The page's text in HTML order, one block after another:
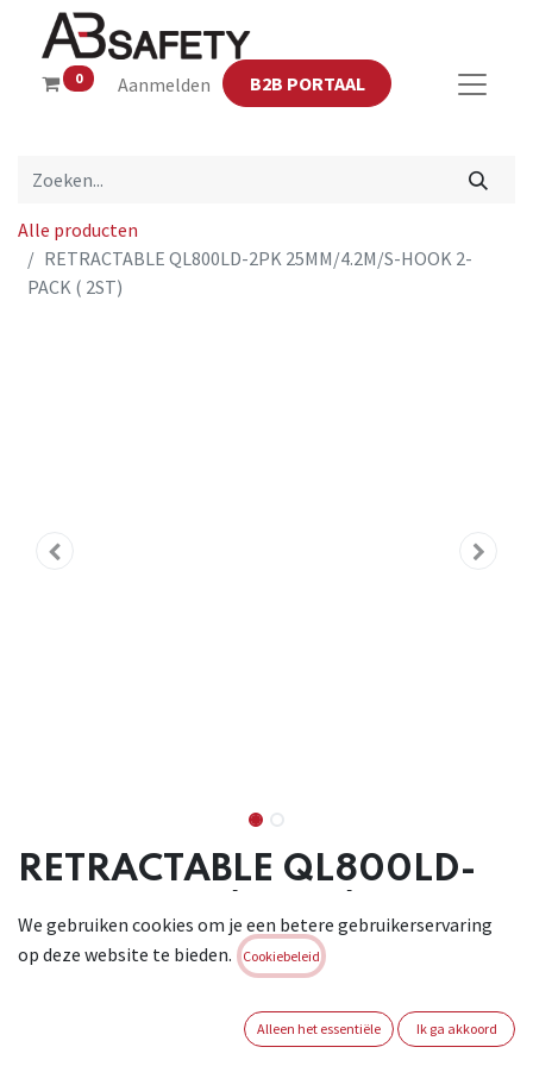
0 Aanmelden B2B PORTAAL
Alle producten
RETRACTABLE QL800LD-2PK 25MM/4.2M/S-HOOK 2-
PACK ( 2ST)
RETRACTABLE QL800LD-
2PK 25MM/4.2M/S-HOOK
2-PACK ( 2ST)
intrekbare spanband. Het is sneller, gemakkelijker en netter
in gebruik dan traditionele spanbanden. Het vermindert de
We gebruiken cookies om je een betere gebruikerservaring
op deze website te bieden.
Cookiebeleid
Alleen het essentiële Ik ga akkoord